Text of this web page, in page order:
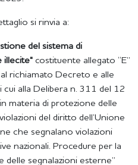
si rinvia a:
del sistema di
illecite" costituente allegato “E”
richiamato Decreto e alle
cui alla Delibera n. 311 del 12
materia di protezione delle
del diritto dell’Unione
che segnalano violazioni
nazionali. Procedure per la
delle segnalazioni esterne”